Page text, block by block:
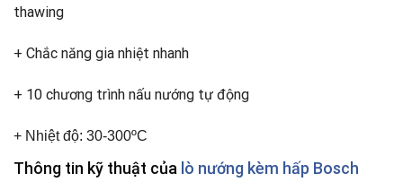
thawing
+ Chắc năng gia nhiệt nhanh
+ 10 chương trình nấu nướng tự động
+ Nhiệt độ: 30-300ºC
Thông tin kỹ thuật của lò nướng kèm hấp Bosch